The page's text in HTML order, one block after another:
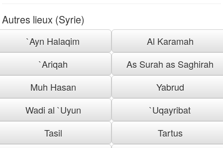
Autres lieux (Syrie)
`Ayn Halaqim
Al Karamah
`Ariqah
As Surah as Saghirah
Muh Hasan
Yabrud
Wadi al `Uyun
`Uqayribat
Tasil
Tartus